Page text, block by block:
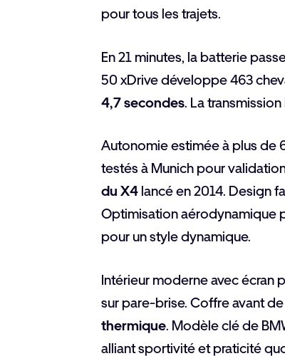
pour tous les trajets.
En 21 minutes, la batterie
50 xDrive développe 463
4,7 secondes. La
Autonomie estimée à plus de
testés à Munich pour
du X4 lancé en 2014. Design
Optimisation aérodynamique
pour un style dynamique.
Intérieur moderne avec écran
sur pare-brise. Coffre avant
thermique. Modèle clé de
alliant sportivité et praticité